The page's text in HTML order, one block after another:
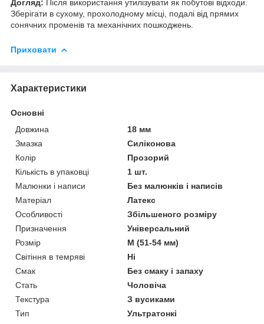
Догляд: Після використання утилізувати як побутові відходи.
Зберігати в сухому, прохолодному місці, подалі від прямих
сонячних променів та механічних пошкоджень.
Приховати
Характеристики
Основні
Довжина
18 мм
Змазка
Силіконова
Колір
Прозорий
Кількість в упаковці
1 шт.
Малюнки і написи
Без малюнків і написів
Матеріал
Латекс
Особливості
Збільшеного розміру
Призначення
Універсальний
Розмір
M (51-54 мм)
Світіння в темряві
Ні
Смак
Без смаку і запаху
Стать
Чоловіча
Текстура
З вусиками
Тип
Ультратонкі